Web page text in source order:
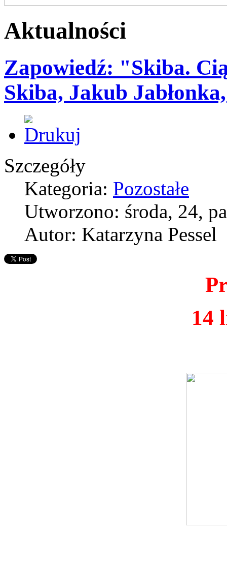
Aktualności
Zapowiedź: "Skiba.
Skiba, Jakub
Szczegóły
Kategoria: Pozostałe
Utworzono: środa, 24,
Autor: Katarzyna Pessel
14